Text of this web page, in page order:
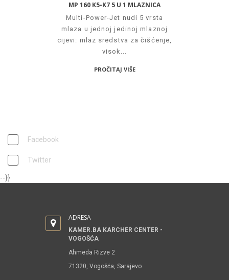
MP 160 K5-K7 5 U 1 MLAZNICA
Multi-Power-Jet nudi 5 vrsta
mlaza u jednoj jedinoj mlaznoj
cijevi: mlaz sredstva za čišćenje,
visok...
PROČITAJ VIŠE
Facebook
Twitter
--}}
ADRESA
KAMER.BA KARCHER CENTER -
VOGOŠĆA
Ahmeda Rizve 2
71320, Vogošća, Sarajevo